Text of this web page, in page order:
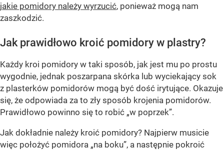
jakie pomidory należy wyrzucić, ponieważ mogą nam
zaszkodzić.
Jak prawidłowo kroić pomidory w plastry?
Każdy kroi pomidory w taki sposób, jak jest mu po prostu
wygodnie, jednak poszarpana skórka lub wyciekający sok
z plasterków pomidorów mogą być dość irytujące. Okazuje
się, że odpowiada za to zły sposób krojenia pomidorów.
Prawidłowo powinno się to robić „w poprzek”.
Jak dokładnie należy kroić pomidory? Najpierw musicie
więc położyć pomidora „na boku”, a następnie pokroić